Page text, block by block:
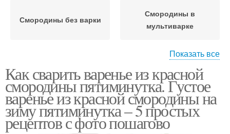
Смородины без варки
Смородины в
мультиварке
смородины
Смородины без
косточек
Показать все
Как сварить варенье из красной
смородины пятиминутка. Густое
варенье из красной смородины на
зиму пятиминутка – 5 простых
рецептов с фото пошагово